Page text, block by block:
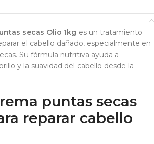
secas Olio 1kg es un tratamiento
el cabello dañado, especialmente en
Su fórmula nutritiva ayuda a
y la suavidad del cabello desde la
puntas secas
reparar cabello